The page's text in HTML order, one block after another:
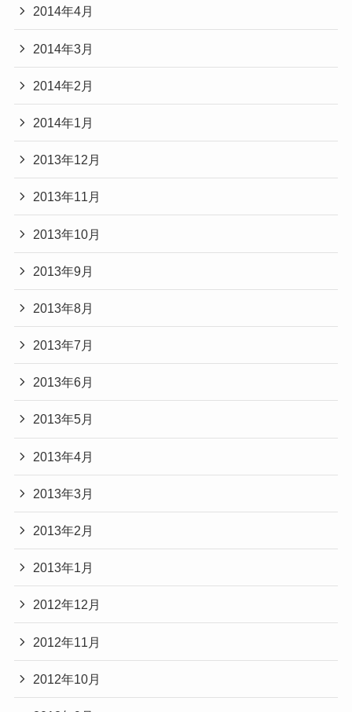
2014年4月
2014年3月
2014年2月
2014年1月
2013年12月
2013年11月
2013年10月
2013年9月
2013年8月
2013年7月
2013年6月
2013年5月
2013年4月
2013年3月
2013年2月
2013年1月
2012年12月
2012年11月
2012年10月